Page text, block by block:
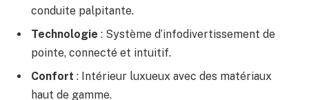
conduite palpitante.
Technologie : Système d’infodivertissement de
pointe, connecté et intuitif.
Confort : Intérieur luxueux avec des matériaux
haut de gamme.